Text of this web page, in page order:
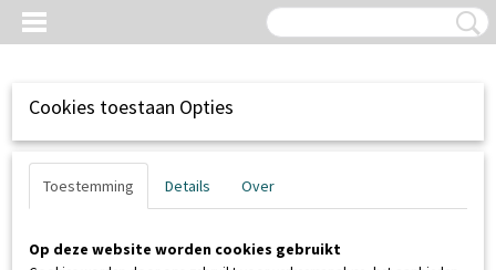
Cookies toestaan Opties
Toestemming Details Over
Op deze website worden cookies gebruikt